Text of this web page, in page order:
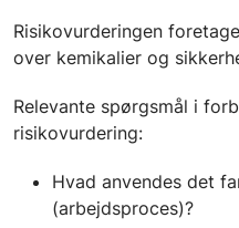
Risikovurderingen
over kemikalier og
Relevante spørgsmål i
risikovurdering:
Hvad anvendes det
(arbejdsproces)?